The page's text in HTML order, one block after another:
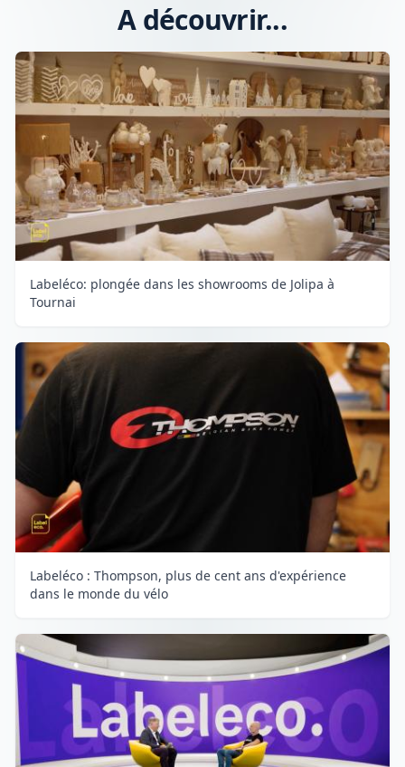
A découvrir...
Labeléco: plongée dans les showrooms de Jolipa à
Tournai
Labeléco : Thompson, plus de cent ans d'expérience
dans le monde du vélo